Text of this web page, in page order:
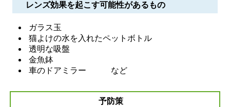
レンズ効果を起こす可能性があるもの
ガラス玉
猫よけの水を入れたペットボトル
透明な吸盤
金魚鉢
車のドアミラー など
予防策